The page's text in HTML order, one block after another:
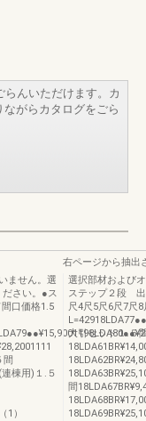
んいただけます。カ
がらカタログをごら
ません。選
さい。●ス
口価格1.5
間
棟用)１.５
1）
右ページから抽出
選択部材および
ステップ２段 出
尺4尺5尺6尺7尺
大引セット１.５
間